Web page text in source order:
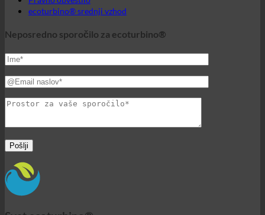
Svet ecoturbino®
© 2026 ecoturbino® | Ing. Werner Krenek | AVSTRIJA |
699 18180000